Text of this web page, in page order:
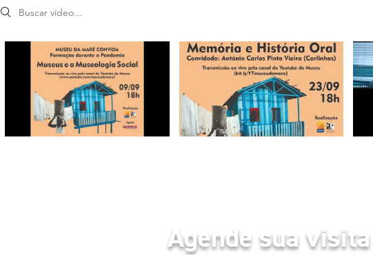
Search videos
Agende sua visita